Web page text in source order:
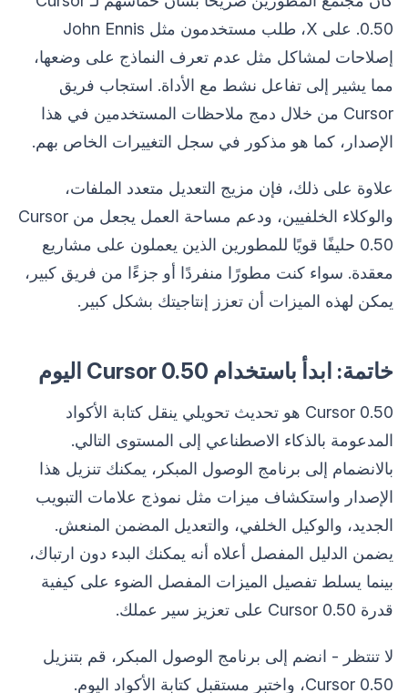
0.50. على X، طلب مستخدمون مثل John Ennis
إصلاحات لمشاكل مثل عدم تعرف النماذج على وضعها،
مما يشير إلى تفاعل نشط مع الأداة. استجاب فريق
Cursor من خلال دمج ملاحظات المستخدمين في هذا
الإصدار، كما هو مذكور في سجل التغييرات الخاص بهم.
علاوة على ذلك، فإن مزيج التعديل متعدد الملفات،
والوكلاء الخلفيين، ودعم مساحة العمل يجعل من Cursor
0.50 حليفًا قويًا للمطورين الذين يعملون على مشاريع
معقدة. سواء كنت مطورًا منفردًا أو جزءًا من فريق كبير،
يمكن لهذه الميزات أن تعزز إنتاجيتك بشكل كبير.
خاتمة: ابدأ باستخدام Cursor 0.50 اليوم
Cursor 0.50 هو تحديث تحويلي ينقل كتابة الأكواد
المدعومة بالذكاء الاصطناعي إلى المستوى التالي.
بالانضمام إلى برنامج الوصول المبكر، يمكنك تنزيل هذا
الإصدار واستكشاف ميزات مثل نموذج علامات التبويب
الجديد، والوكيل الخلفي، والتعديل المضمن المنعش.
يضمن الدليل المفصل أعلاه أنه يمكنك البدء دون ارتباك،
بينما يسلط تفصيل الميزات المفصل الضوء على كيفية
قدرة Cursor 0.50 على تعزيز سير عملك.
لا تنتظر - انضم إلى برنامج الوصول المبكر، قم بتنزيل
Cursor 0.50، واختبر مستقبل كتابة الأكواد اليوم.